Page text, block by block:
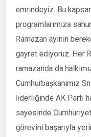
emrindeyiz. Bu
programlarımıza
Ramazan ayının
gayret ediyoruz. Her
ramazanda da
Cumhurbaşkanımız
liderliğinde AK Parti
sayesinde
görevini başarıyla